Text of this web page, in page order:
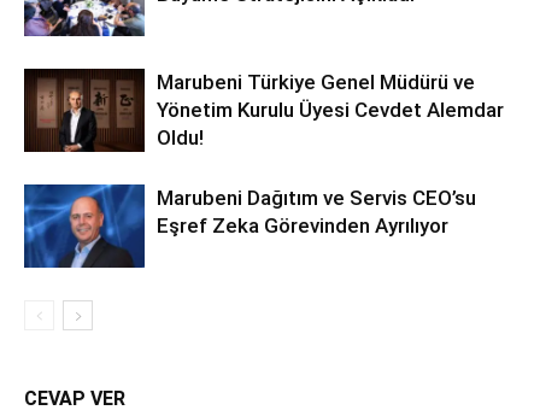
Marubeni Türkiye Genel Müdürü ve
Yönetim Kurulu Üyesi Cevdet Alemdar
Oldu!
Marubeni Dağıtım ve Servis CEO’su
Eşref Zeka Görevinden Ayrılıyor
CEVAP VER